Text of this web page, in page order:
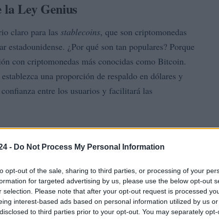
- Do Not Process My Personal Information
opt-out of the sale, sharing to third parties, or processing of your
for targeted advertising by us, please use the below opt-out
selection. Please note that after your opt-out request is processed
interest-based ads based on personal information utilized by us
to third parties prior to your opt-out. You may separately
la Ley Genius
claro para las stablecoins, que son criptomonedas
estadounidense. ¿Por qué son tan populares? Porque
con criptomonedas más conocidas como Bitcoin.
una proporción de respaldo en dólares y
entre los usuarios y facilitará las
jueves, sumándose a la aprobación anterior del
avanzando esta normativa? Esto refleja la
un marco legal que permita el uso seguro y
No olvidemos que la industria ha invertido millones
campaña presidencial de Trump, quien ha
gracias a este respaldo.